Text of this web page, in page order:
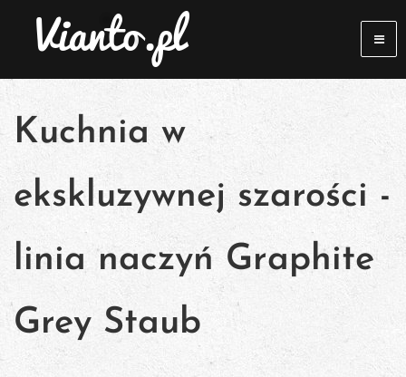
Kuchnia w
ekskluzywnej szarości -
linia naczyń Graphite
Grey Staub